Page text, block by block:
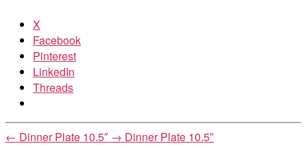
X
Facebook
Pinterest
LinkedIn
Threads
← Dinner Plate 10.5″ → Dinner Plate 10.5″